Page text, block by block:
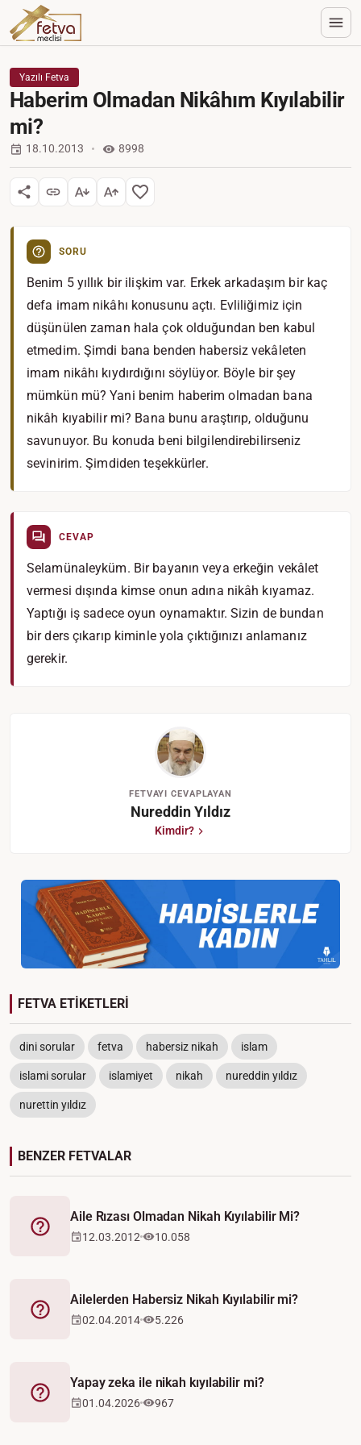
Yazılı Fetva
Haberim Olmadan Nikâhım Kıyılabilir
mi?
18.10.2013 8998
SORU
Benim 5 yıllık bir ilişkim var. Erkek arkadaşım bir kaç
defa imam nikâhı konusunu açtı. Evliliğimiz için
düşünülen zaman hala çok olduğundan ben kabul
etmedim. Şimdi bana benden habersiz vekâleten
imam nikâhı kıydırdığını söylüyor. Böyle bir şey
mümkün mü? Yani benim haberim olmadan bana
nikâh kıyabilir mi? Bana bunu araştırıp, olduğunu
savunuyor. Bu konuda beni bilgilendirebilirseniz
sevinirim. Şimdiden teşekkürler.
CEVAP
Selamünaleyküm. Bir bayanın veya erkeğin vekâlet
vermesi dışında kimse onun adına nikâh kıyamaz.
Yaptığı iş sadece oyun oynamaktır. Sizin de bundan
bir ders çıkarıp kiminle yola çıktığınızı anlamanız
gerekir.
FETVAYI CEVAPLAYAN
Nureddin Yıldız
Kimdir?
FETVA ETİKETLERİ
dini sorular fetva habersiz nikah islam
islami sorular islamiyet nikah nureddin yıldız
nurettin yıldız
BENZER FETVALAR
Fetva
Aile Rızası Olmadan Nikah Kıyılabilir Mi?
12.03.2012 10.058
Fetva
Ailelerden Habersiz Nikah Kıyılabilir mi?
02.04.2014 5.226
Fetva
Yapay zeka ile nikah kıyılabilir mi?
01.04.2026 967